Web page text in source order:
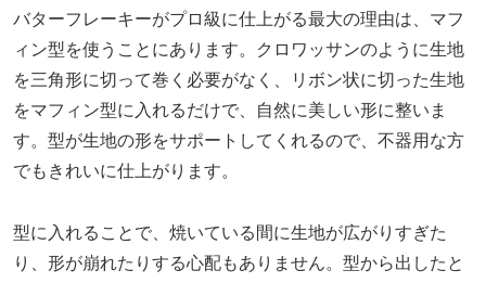
バターフレーキーがプロ級に仕上がる最大の理由は、マフ
ィン型を使うことにあります。クロワッサンのように生地
を三角形に切って巻く必要がなく、リボン状に切った生地
をマフィン型に入れるだけで、自然に美しい形に整いま
す。型が生地の形をサポートしてくれるので、不器用な方
でもきれいに仕上がります。
型に入れることで、焼いている間に生地が広がりすぎた
り、形が崩れたりする心配もありません。型から出したと